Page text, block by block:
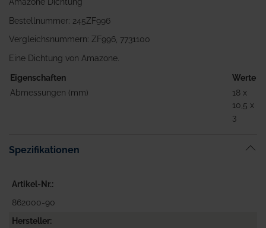
Amazone Dichtung
Bestellnummer: 245ZF996
Vergleichsnummern: ZF996, 7731100
Eine Dichtung von Amazone.
Eigenschaften
Werte
Abmessungen (mm)
18 x
10,5 x
3
Spezifikationen
Artikel-Nr.
862000-90
Hersteller